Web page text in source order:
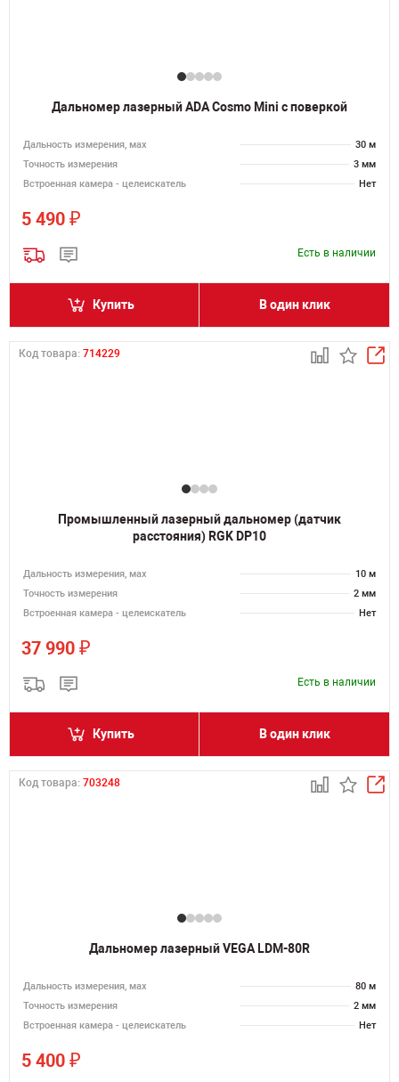
Дальномер лазерный ADA Cosmo Mini с поверкой
Дальность измерения, мах
30 м
Точность измерения
3 мм
Встроенная камера - целеискатель
Нет
5 490 ₽
Есть в наличии
Купить В один клик
Код товара: 714229
Промышленный лазерный дальномер (датчик
расстояния) RGK DP10
Дальность измерения, мах
10 м
Точность измерения
2 мм
Встроенная камера - целеискатель
Нет
37 990 ₽
Есть в наличии
Купить В один клик
Код товара: 703248
Дальномер лазерный VEGA LDM-80R
Дальность измерения, мах
80 м
Точность измерения
2 мм
Встроенная камера - целеискатель
Нет
5 400 ₽